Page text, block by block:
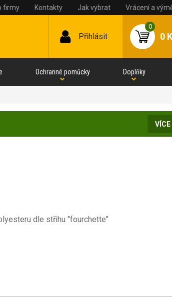
firmy Kontakty Jak vybrat Vrácení a
Přihlásit
0
0
Ochranné pomůcky Doplňky
VÍCE
dle střihu "fourchette"